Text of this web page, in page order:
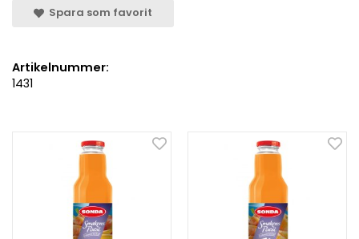
Spara som favorit
Artikelnummer:
1431